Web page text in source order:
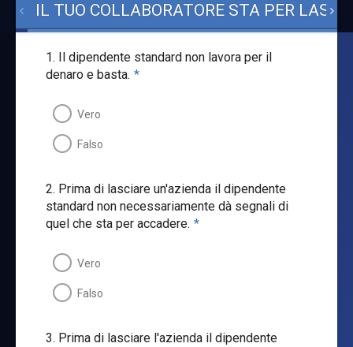
IL TUO COLLABORATORE STA PER
1. Il dipendente standard non lavora per il
denaro e basta. *
Vero
Falso
2. Prima di lasciare un'azienda il dipendente
standard non necessariamente dà segnali di
quel che sta per accadere. *
Vero
Falso
3. Prima di lasciare l'azienda il dipendente